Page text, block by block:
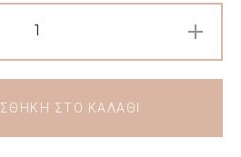
ΣΤΟ ΚΑΛΆΘΙ